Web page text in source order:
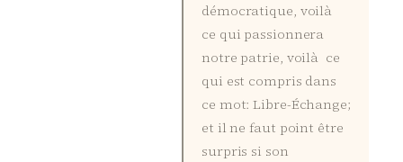
démocratique, voilà
ce qui passionnera
notre patrie, voilà ce
qui est compris dans
ce mot: Libre-Échange;
et il ne faut point être
surpris si son